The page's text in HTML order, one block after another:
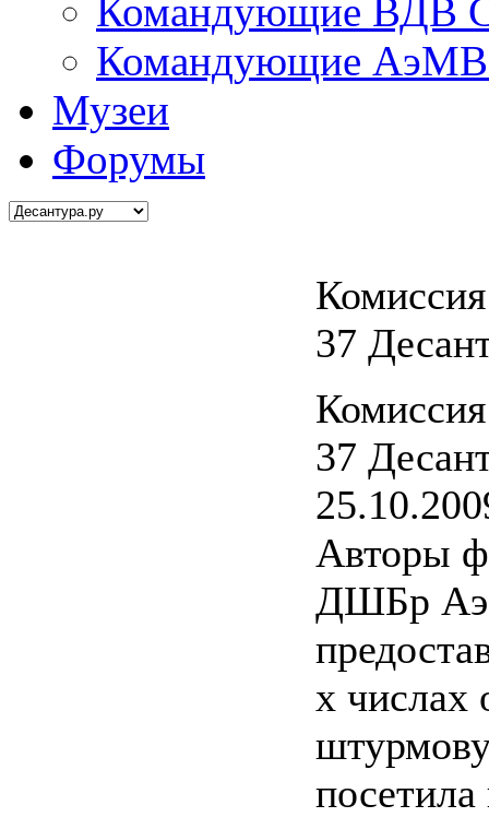
Командующие ВДВ
Командующие АэМВ
Музеи
Форумы
37
37
Авторы
ДШБр
х числах
посетила